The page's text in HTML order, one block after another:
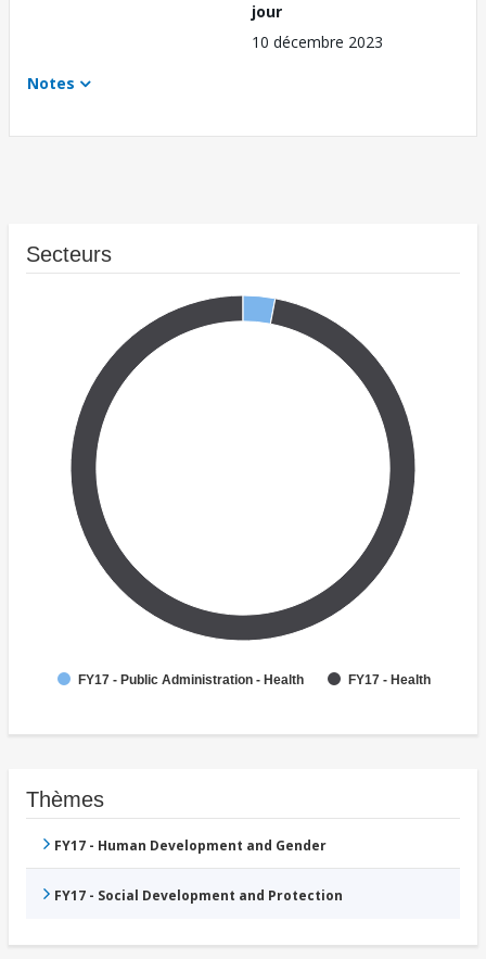
jour
10 décembre 2023
Notes
Secteurs
FY17 - Public Administration - Health FY17 - Health
Thèmes
FY17 - Human Development and Gender
FY17 - Social Development and Protection